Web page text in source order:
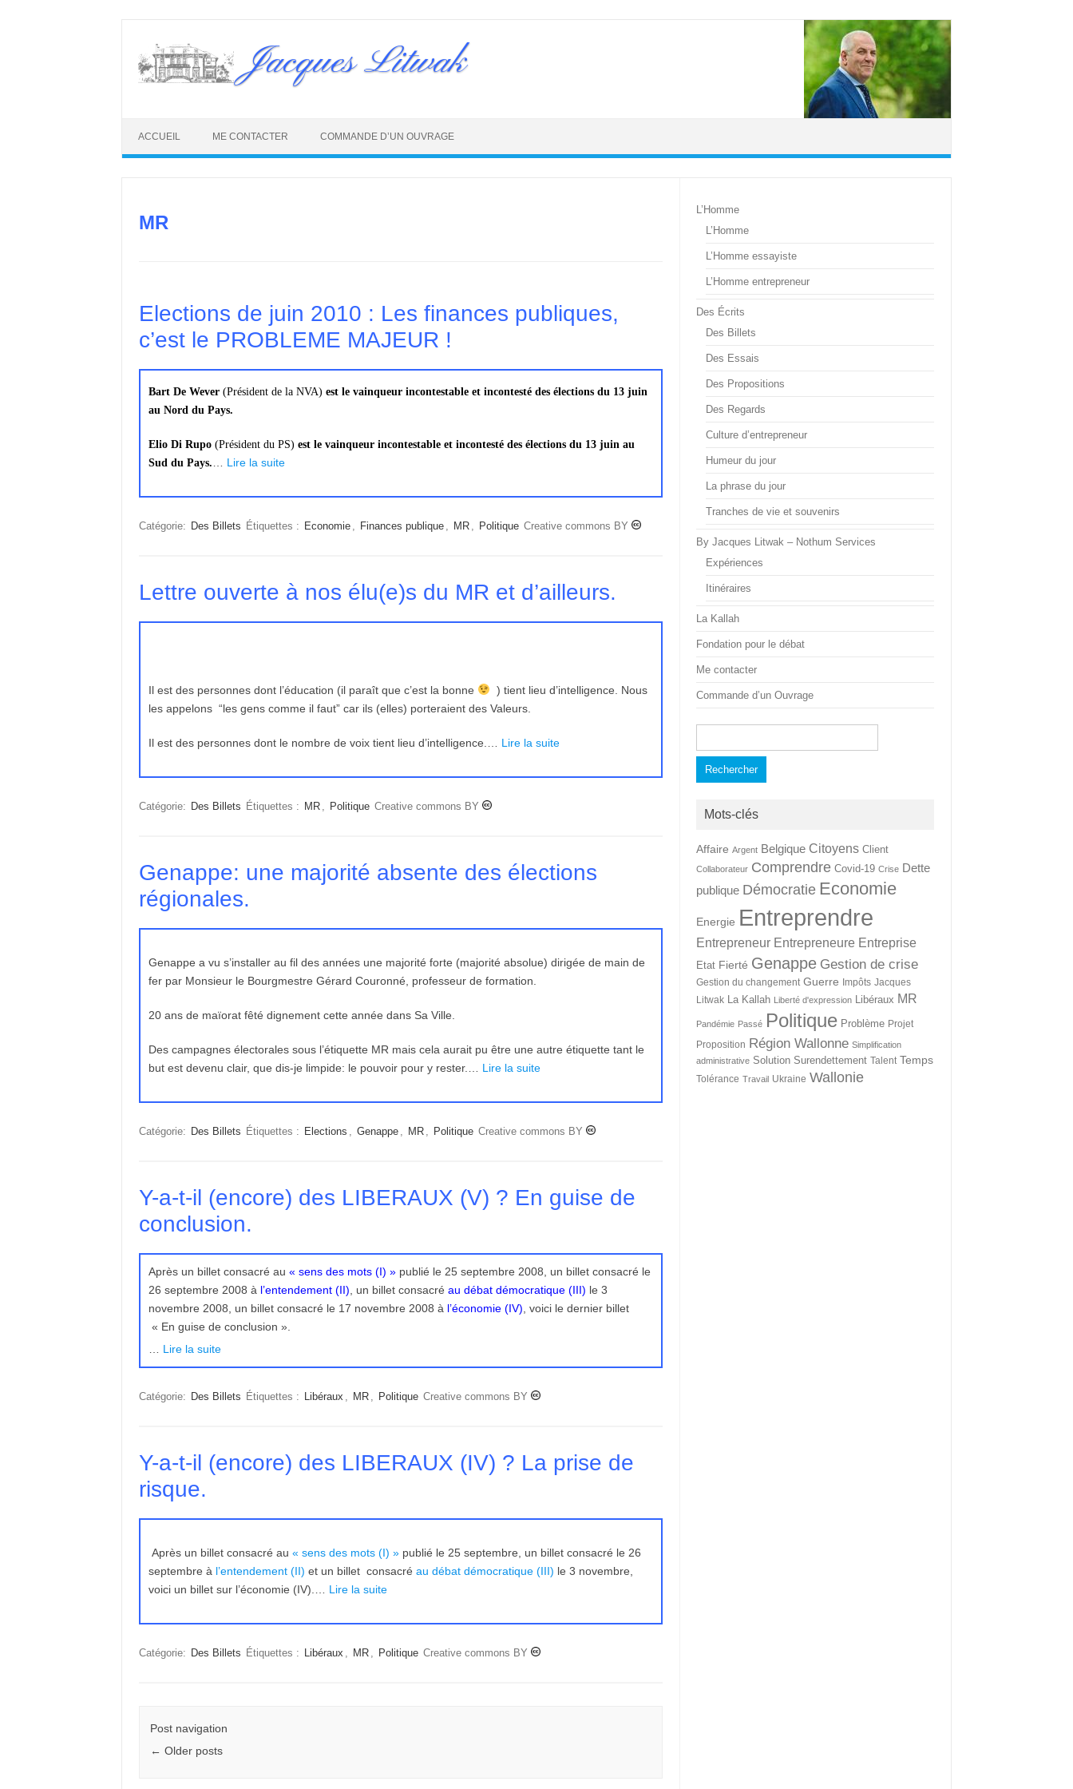
content
Jacques Litwak
ACCUEIL ME CONTACTER COMMANDE D’UN OUVRAGE
MR
Elections de juin 2010 : Les finances publiques,
c’est le PROBLEME MAJEUR !
Bart De Wever(Président de la NVA) est le vainqueur incontestable et incontesté des élections du 13 juin
au Nord du Pays.
Elio Di Rupo(Président du PS) est le vainqueur incontestable et incontesté des élections du 13 juin au
Sud du Pays.
Lire la suite
Catégorie: Des Billets Étiquettes : Economie , Finances publique , MR , Politique Creative commons BY
Lettre ouverte à nos élu(e)s du MR et d’ailleurs.
Il est des personnes dont l’éducation (il paraît que c’est la bonne
) tient lieu d’intelligence. Nous
les appelons “les gens comme il faut” car ils (elles) porteraient des Valeurs.
Il est des personnes dont le nombre de voix tient lieu d’intelligence.… Lire la suite
Catégorie: Des Billets Étiquettes : MR , Politique Creative commons BY
Genappe: une majorité absente des élections
régionales.
Genappe a vu s’installer au fil des années une majorité forte (majorité absolue) dirigée de main de
fer par Monsieur le Bourgmestre Gérard Couronné, professeur de formation.
20 ans de maïorat fêté dignement cette année dans Sa Ville.
Des campagnes électorales sous l’étiquette MR mais cela aurait pu être une autre étiquette tant le
but est devenu clair, que dis-je limpide: le pouvoir pour y rester.… Lire la suite
Catégorie: Des Billets Étiquettes : Elections , Genappe , MR , Politique Creative commons BY
Y-a-t-il (encore) des LIBERAUX (V) ? En guise de
conclusion.
Après un billet consacré au « sens des mots (I) »publié le 25 septembre 2008, un billet consacré le
26 septembre 2008 à l’entendement (II) , un billet consacré au débat démocratique (III) le 3
novembre 2008, un billet consacré le 17 novembre 2008 à l’économie (IV) , voici le dernier billet
« En guise de conclusion ».
Lire la suite
Catégorie: Des Billets Étiquettes : Libéraux , MR , Politique Creative commons BY
Y-a-t-il (encore) des LIBERAUX (IV) ? La prise de
risque.
Après un billet consacré au « sens des mots (I) »publié le 25 septembre, un billet consacré le 26
septembre à l’entendement (II) et un billet consacré au débat démocratique (III) le 3 novembre,
voici un billet sur l’économie (IV).… Lire la suite
Catégorie: Des Billets Étiquettes : Libéraux , MR , Politique Creative commons BY
Post navigation
← Older posts
L’Homme
L’Homme
L’Homme essayiste
L’Homme entrepreneur
Des Écrits
Des Billets
Des Essais
Des Propositions
Des Regards
Culture d’entrepreneur
Humeur du jour
La phrase du jour
Tranches de vie et souvenirs
By Jacques Litwak – Nothum Services
Expériences
Itinéraires
La Kallah
Fondation pour le débat
Me contacter
Commande d’un Ouvrage
Mots-clés
Affaire Argent Belgique Citoyens Client
Collaborateur Comprendre Covid-19 Crise Dette
publique Démocratie Economie
Energie Entreprendre
Entrepreneur Entrepreneure Entreprise
Etat Fierté Genappe Gestion de crise
Gestion du changement Guerre Impôts Jacques
Litwak La Kallah Liberté d'expression Libéraux MR
Pandémie Passé Politique Problème Projet
Proposition Région Wallonne Simplification
administrative Solution Surendettement Talent Temps
Tolérance Travail Ukraine Wallonie